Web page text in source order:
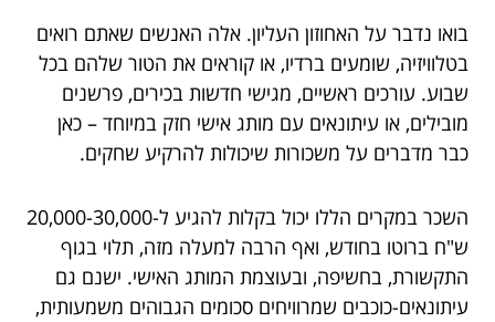
בואו נדבר על האחוזון העליון. אלה האנשים שאתם רואים
בטלוויזיה, שומעים ברדיו, או קוראים את הטור שלהם בכל
שבוע. עורכים ראשיים, מגישי חדשות בכירים, פרשנים
מובילים, או עיתונאים עם מותג אישי חזק במיוחד – כאן
כבר מדברים על משכורות שיכולות להרקיע שחקים.
השכר במקרים הללו יכול בקלות להגיע ל-20,000-30,000
ש"ח ברוטו בחודש, ואף הרבה למעלה מזה, תלוי בגוף
התקשורת, בחשיפה, ובעוצמת המותג האישי. ישנם גם
עיתונאים-כוכבים שמרוויחים סכומים הגבוהים משמעותית,